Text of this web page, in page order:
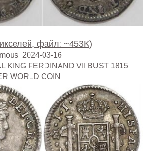
файл: ~453K)
2024-03-16
KING FERDINAND VII BUST 1815
WORLD COIN